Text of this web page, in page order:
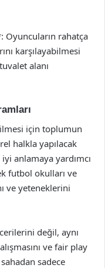
Oyuncuların rahatça
karşılayabilmesi
alanı
için toplumun
halkla yapılacak
anlamaya yardımcı
futbol okulları ve
ve yeteneklerini
değil, aynı
ve fair play
sahadan sadece